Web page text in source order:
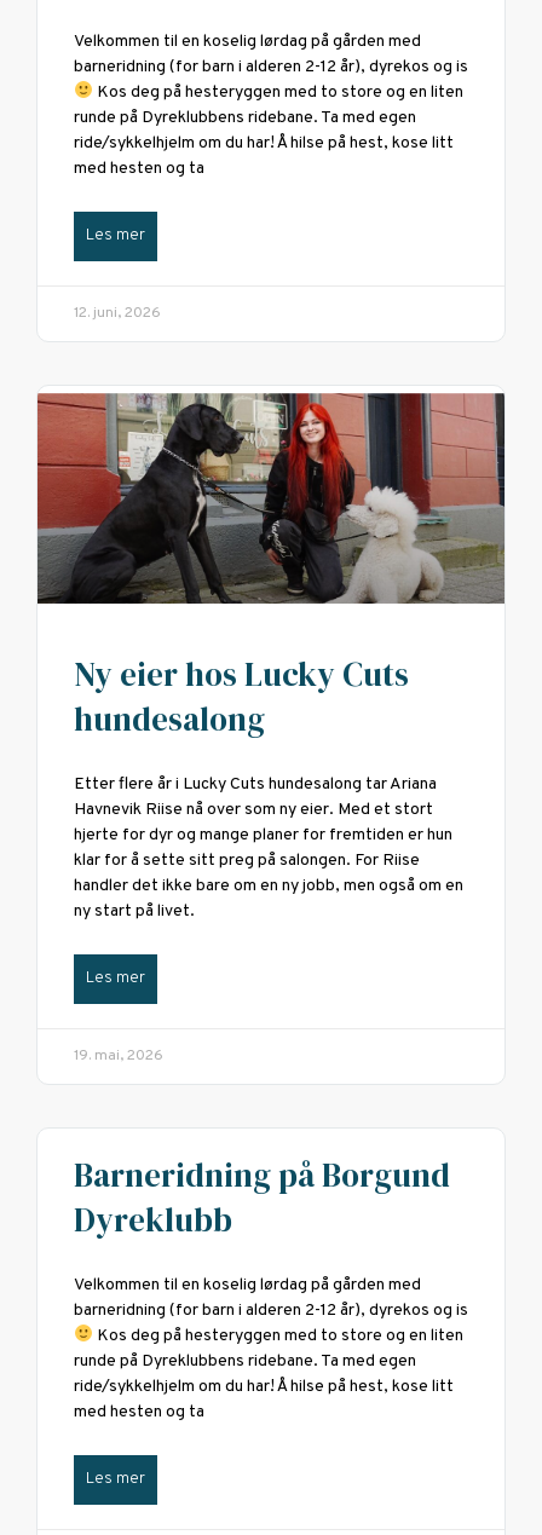
Velkommen til en koselig lørdag på gården med
barneridning (for barn i alderen 2-12 år), dyrekos og is
Kos deg på hesteryggen med to store og en liten
runde på Dyreklubbens ridebane. Ta med egen
ride/sykkelhjelm om du har! Å hilse på hest, kose litt
med hesten og ta
Les mer
12. juni, 2026
Ny eier hos Lucky Cuts
hundesalong
Etter flere år i Lucky Cuts hundesalong tar Ariana
Havnevik Riise nå over som ny eier. Med et stort
hjerte for dyr og mange planer for fremtiden er hun
klar for å sette sitt preg på salongen. For Riise
handler det ikke bare om en ny jobb, men også om en
ny start på livet.
Les mer
19. mai, 2026
Barneridning på Borgund
Dyreklubb
Velkommen til en koselig lørdag på gården med
barneridning (for barn i alderen 2-12 år), dyrekos og is
Kos deg på hesteryggen med to store og en liten
runde på Dyreklubbens ridebane. Ta med egen
ride/sykkelhjelm om du har! Å hilse på hest, kose litt
med hesten og ta
Les mer